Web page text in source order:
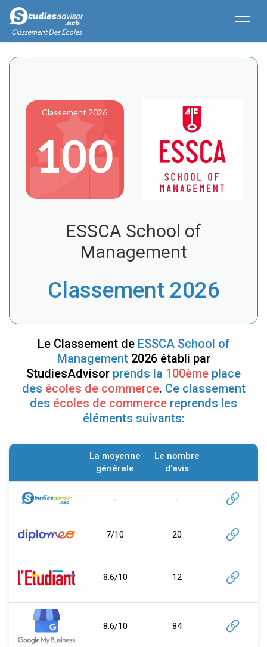
Classement Des Écoles
Classement 2026
100
ESSCA School of
Management
Classement 2026
Le Classement de ESSCA School of
Management2026 établi par
StudiesAdvisor prends la 100ème place
des écoles de commerce. Ce classement
des écoles de commerce reprends les
éléments suivants:
La moyenne
générale
Le nombre
d'avis
- -
7/10 20
8.6/10 12
8.6/10 84